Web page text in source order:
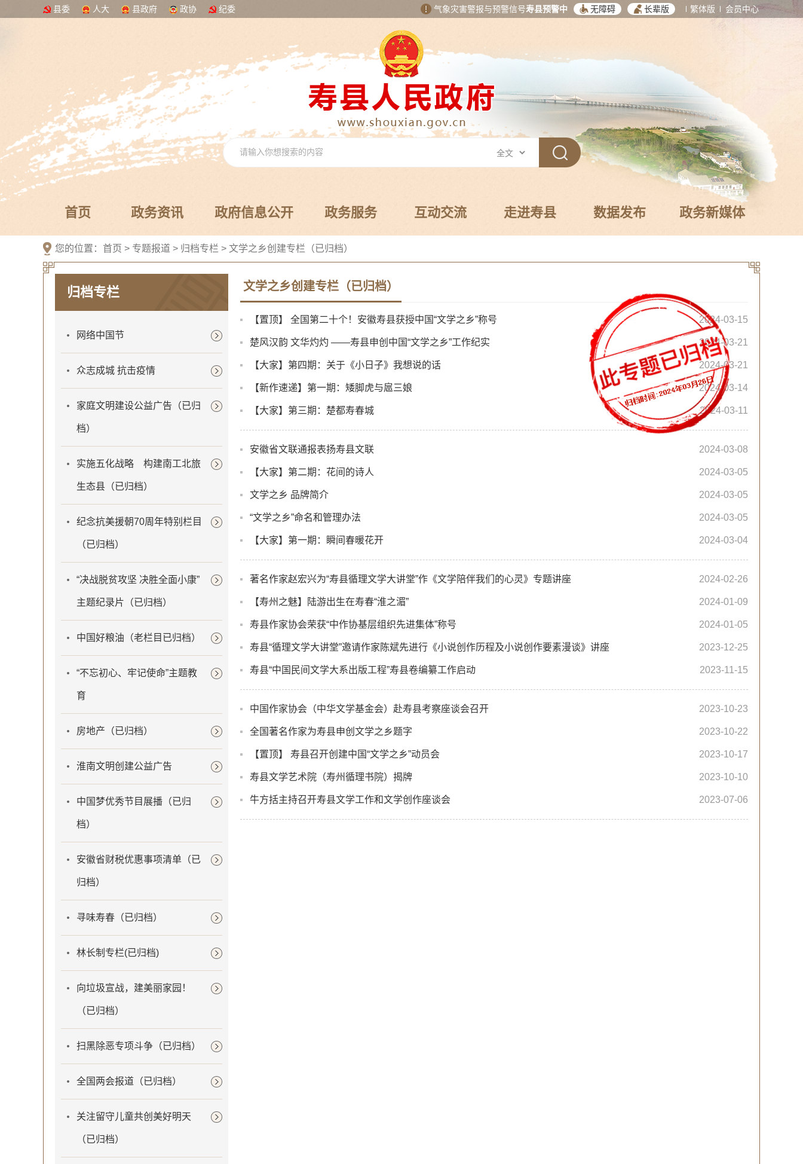
县委 人大 县政府 政协 纪委 气象灾害警报与预警信号寿县预警中 无障碍 长辈版 繁体版 会员中心
首页 政务资讯 政府信息公开 政务服务 互动交流 走进寿县 数据发布 政务新媒体
您的位置： 首页 > 专题报道 > 归档专栏 > 文学之乡创建专栏（已归档）
归档专栏
网络中国节
众志成城 抗击疫情
家庭文明建设公益广告（已归
档）
实施五化战略 构建南工北旅
生态县（已归档）
纪念抗美援朝70周年特别栏目
（已归档）
“决战脱贫攻坚 决胜全面小康”
主题纪录片（已归档）
中国好粮油（老栏目已归档）
“不忘初心、牢记使命”主题教
育
房地产（已归档）
淮南文明创建公益广告
中国梦优秀节目展播（已归
档）
安徽省财税优惠事项清单（已
归档）
寻味寿春（已归档）
林长制专栏(已归档)
向垃圾宣战，建美丽家园！
（已归档）
扫黑除恶专项斗争（已归档）
全国两会报道（已归档）
关注留守儿童共创美好明天
（已归档）
文学之乡创建专栏（已归档）
【置顶】 全国第二十个！安徽寿县获授中国“文学之乡”称号 2024-03-15
楚风汉韵 文华灼灼 ——寿县申创中国“文学之乡”工作纪实 2024-03-21
【大家】第四期：关于《小日子》我想说的话 2024-03-21
【新作速递】第一期：矮脚虎与扈三娘 2024-03-14
【大家】第三期：楚都寿春城 2024-03-11
安徽省文联通报表扬寿县文联 2024-03-08
【大家】第二期：花间的诗人 2024-03-05
文学之乡 品牌简介 2024-03-05
“文学之乡”命名和管理办法 2024-03-05
【大家】第一期：瞬间春暖花开 2024-03-04
著名作家赵宏兴为“寿县循理文学大讲堂”作《文学陪伴我们的心灵》专题讲座 2024-02-26
【寿州之魅】陆游出生在寿春“淮之湄” 2024-01-09
寿县作家协会荣获“中作协基层组织先进集体”称号 2024-01-05
寿县“循理文学大讲堂”邀请作家陈斌先进行《小说创作历程及小说创作要素漫谈》讲座 2023-12-25
寿县“中国民间文学大系出版工程”寿县卷编纂工作启动 2023-11-15
中国作家协会（中华文学基金会）赴寿县考察座谈会召开 2023-10-23
全国著名作家为寿县申创文学之乡题字 2023-10-22
【置顶】 寿县召开创建中国“文学之乡”动员会 2023-10-17
寿县文学艺术院（寿州循理书院）揭牌 2023-10-10
牛方括主持召开寿县文学工作和文学创作座谈会 2023-07-06